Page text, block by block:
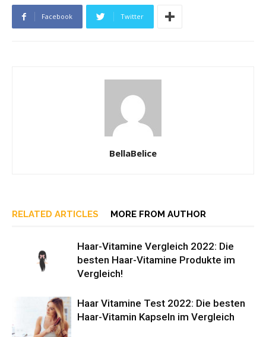
Facebook Twitter
BellaBelice
RELATED ARTICLES MORE FROM AUTHOR
Haar-Vitamine Vergleich 2022: Die
besten Haar-Vitamine Produkte im
Vergleich!
Haar Vitamine Test 2022: Die besten
Haar-Vitamin Kapseln im Vergleich